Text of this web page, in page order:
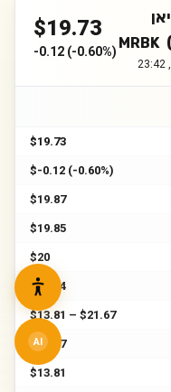
MRBK
$19.73
-0.12(-0.60%)
$19.73
$-0.12 (-0.60%)
$19.87
$19.85
$20
$19.44
$13.81 – $21.67
$21.67
$13.81
AI